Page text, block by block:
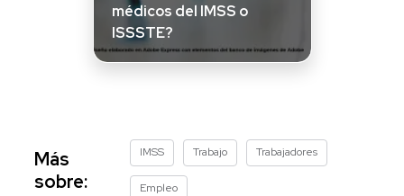
médicos del IMSS o
ISSSTE?
Más
sobre:
IMSS Trabajo Trabajadores
Empleo